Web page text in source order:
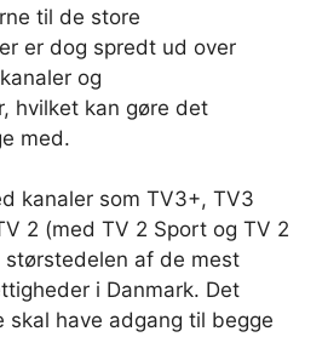
til de store
er dog spredt ud over
og
hvilket kan gøre det
med.
kanaler som TV3+, TV3
2 (med TV 2 Sport og TV 2
størstedelen af de mest
i Danmark. Det
skal have adgang til begge